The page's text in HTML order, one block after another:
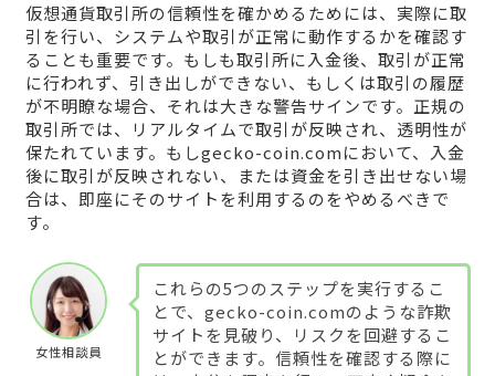
仮想通貨取引所の信頼性を確かめるためには、実際に取
引を行い、システムや取引が正常に動作するかを確認す
ることも重要です。もしも取引所に入金後、取引が正常
に行われず、引き出しができない、もしくは取引の履歴
が不明瞭な場合、それは大きな警告サインです。正規の
取引所では、リアルタイムで取引が反映され、透明性が
保たれています。もしgecko-coin.comにおいて、入金
後に取引が反映されない、または資金を引き出せない場
合は、即座にそのサイトを利用するのをやめるべきで
す。
女性相談員
これらの5つのステップを実行するこ
とで、gecko-coin.comのような詐欺
サイトを見破り、リスクを回避するこ
とができます。信頼性を確認する際に